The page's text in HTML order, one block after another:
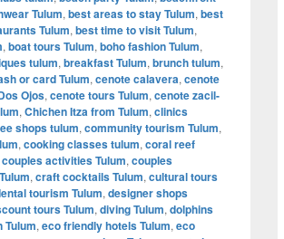
Tulum, best areas to stay Tulum, best
Tulum, best time to visit Tulum,
, boat tours Tulum, boho fashion Tulum,
tulum, breakfast Tulum, brunch tulum,
or card Tulum, cenote calavera, cenote
Ojos, cenote tours Tulum, cenote zacil-
, Chichen Itza from Tulum, clinics
shops tulum, community tourism Tulum,
, cooking classes tulum, coral reef
couples activities Tulum, couples
, craft cocktails Tulum, cultural tours
tourism Tulum, designer shops
tours Tulum, diving Tulum, dolphins
Tulum, eco friendly hotels Tulum, eco